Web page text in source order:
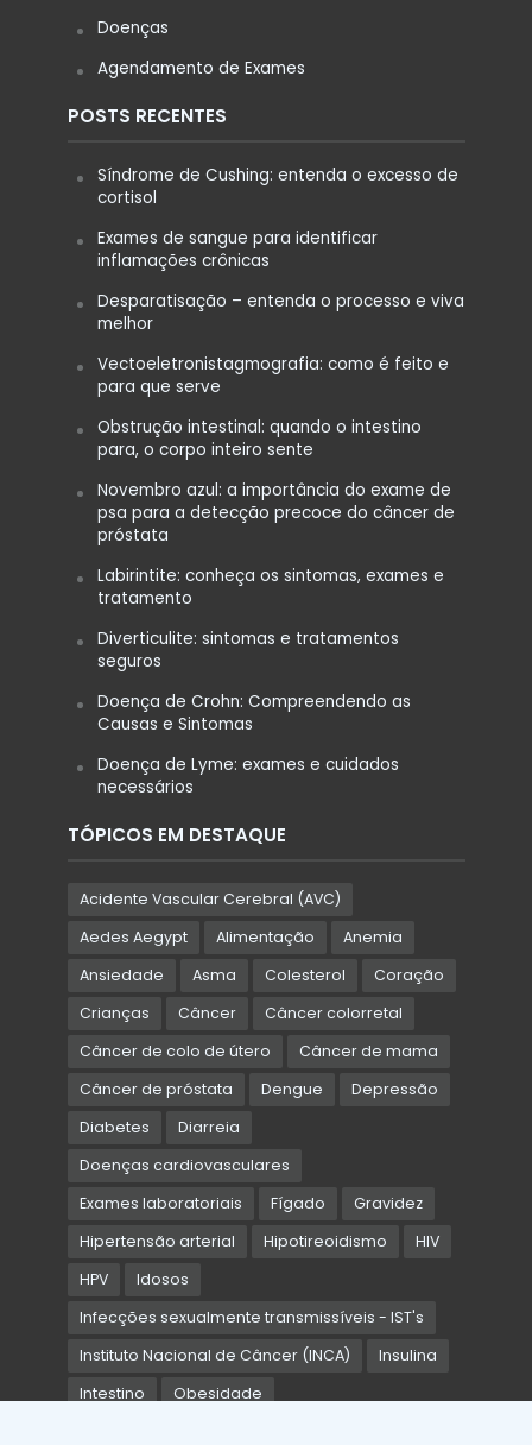
Doenças
Agendamento de Exames
POSTS RECENTES
Síndrome de Cushing: entenda o excesso de
cortisol
Exames de sangue para identificar
inflamações crônicas
Desparatisação – entenda o processo e viva
melhor
Vectoeletronistagmografia: como é feito e
para que serve
Obstrução intestinal: quando o intestino
para, o corpo inteiro sente
Novembro azul: a importância do exame de
psa para a detecção precoce do câncer de
próstata
Labirintite: conheça os sintomas, exames e
tratamento
Diverticulite: sintomas e tratamentos
seguros
Doença de Crohn: Compreendendo as
Causas e Sintomas
Doença de Lyme: exames e cuidados
necessários
TÓPICOS EM DESTAQUE
Acidente Vascular Cerebral (AVC)
Aedes Aegypt
Alimentação
Anemia
Ansiedade
Asma Colesterol
Coração
Crianças
Câncer
Câncer colorretal
Câncer de colo de útero
Câncer de mama
Câncer de próstata
Dengue
Depressão
Diabetes
Diarreia
Doenças cardiovasculares
Exames laboratoriais
Fígado
Gravidez
Hipertensão arterial
Hipotireoidismo
HIV
HPV
Idosos
Infecções sexualmente transmissíveis - IST's
Instituto Nacional de Câncer (INCA)
Insulina
Intestino
Obesidade